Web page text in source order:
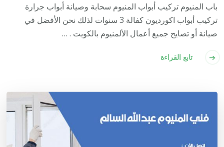
باب المنيوم تركيب أبواب المنيوم سحابة وصيانة أبواب جرارة
تركيب أبواب اكورديون كفالة 3 سنوات لذلك نحن الأفضل في
صيانة أو تصايح جميع أعمال الألمنيوم بالكويت . …
تابع القراءة